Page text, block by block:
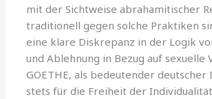
mit der Sichtweise abrahamitischer
traditionell gegen solche Praktiken
eine klare Diskrepanz in der Logik
und Ablehnung in Bezug auf sexuelle
GOETHE, als bedeutender deutscher
stets für die Freiheit der